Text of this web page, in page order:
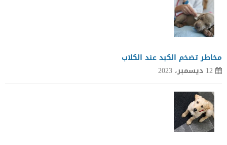
مخاطر تضخم الكبد عند الكلاب
12 ديسمبر، 2023